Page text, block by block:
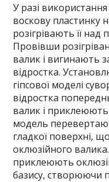
У разі
воскову пластинку
розігрівають її над
Провівши
валик і вигинають
відростка.
гіпсової моделі
відростка
валик і приклеюють
модель
гладкої поверхні,
оклюзійного
приклеюють
базису, створюючи